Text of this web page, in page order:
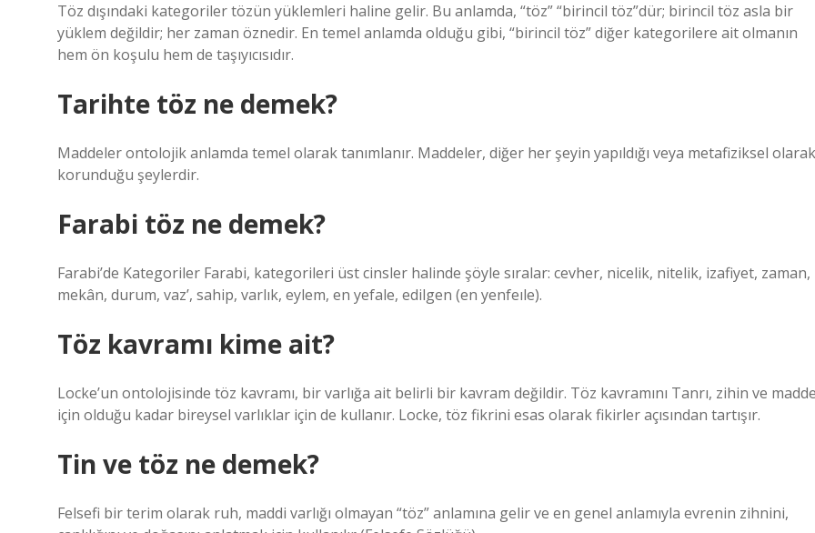
Töz dışındaki kategoriler tözün yüklemleri haline gelir. Bu anlamda, “töz” “birincil töz”dür; birincil töz asla bir
yüklem değildir; her zaman öznedir. En temel anlamda olduğu gibi, “birincil töz” diğer kategorilere ait olmanın
hem ön koşulu hem de taşıyıcısıdır.
Tarihte töz ne demek?
Maddeler ontolojik anlamda temel olarak tanımlanır. Maddeler, diğer her şeyin yapıldığı veya metafiziksel olarak
korunduğu şeylerdir.
Farabi töz ne demek?
Farabi’de Kategoriler Farabi, kategorileri üst cinsler halinde şöyle sıralar: cevher, nicelik, nitelik, izafiyet, zaman,
mekân, durum, vaz’, sahip, varlık, eylem, en yefale, edilgen (en yenfeıle).
Töz kavramı kime ait?
Locke’un ontolojisinde töz kavramı, bir varlığa ait belirli bir kavram değildir. Töz kavramını Tanrı, zihin ve
için olduğu kadar bireysel varlıklar için de kullanır. Locke, töz fikrini esas olarak fikirler açısından tartışır.
Tin ve töz ne demek?
Felsefi bir terim olarak ruh, maddi varlığı olmayan “töz” anlamına gelir ve en genel anlamıyla evrenin zihnini,